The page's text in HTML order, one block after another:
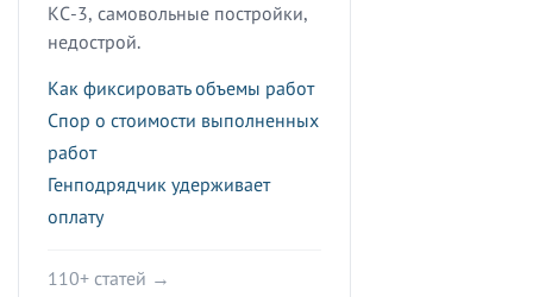
КС-3, самовольные постройки,
недострой.
Как фиксировать объемы работ
Спор о стоимости выполненных
работ
Генподрядчик удерживает
оплату
110+ статей →